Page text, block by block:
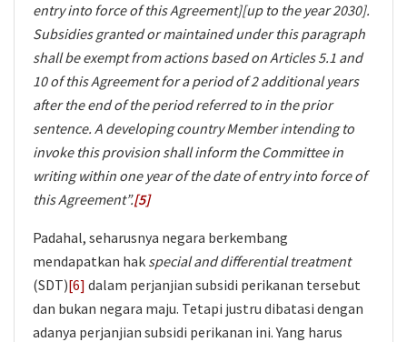
entry into force of this Agreement][up to the year 2030].
Subsidies granted or maintained under this paragraph
shall be exempt from actions based on Articles 5.1 and
10 of this Agreement for a period of 2 additional years
after the end of the period referred to in the prior
sentence. A developing country Member intending to
invoke this provision shall inform the Committee in
writing within one year of the date of entry into force of
this Agreement”.[5]
Padahal, seharusnya negara berkembang
mendapatkan hak special and differential treatment
(SDT)[6] dalam perjanjian subsidi perikanan tersebut
dan bukan negara maju. Tetapi justru dibatasi dengan
adanya perjanjian subsidi perikanan ini. Yang harus